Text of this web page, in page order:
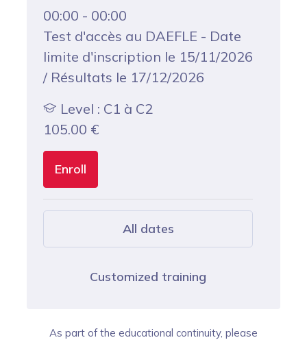
00:00 - 00:00
Test d'accès au DAEFLE - Date
limite d'inscription le 15/11/2026
/ Résultats le 17/12/2026
Level : C1 à C2
105.00 €
Enroll
All dates
Customized training
As part of the educational continuity, please